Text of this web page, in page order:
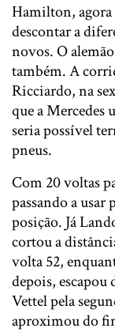
Hamilton, agora
descontar a
novos. O
também. A
Ricciardo, na
que a Mercedes
seria possível
pneus.
Com 20 voltas
passando a
posição. Já
cortou a
volta 52,
depois, escapou
Vettel pela
aproximou do